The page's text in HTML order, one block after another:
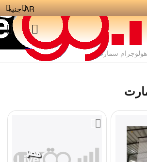
جنية AR
هولوجرام سمارت